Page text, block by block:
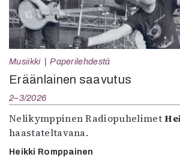
Musiikki Paperilehdestä
Eräänlainen saavutus
2–3/2026
Nelikymppinen Radiopuhelimet
haastateltavana.
Heikki Romppainen